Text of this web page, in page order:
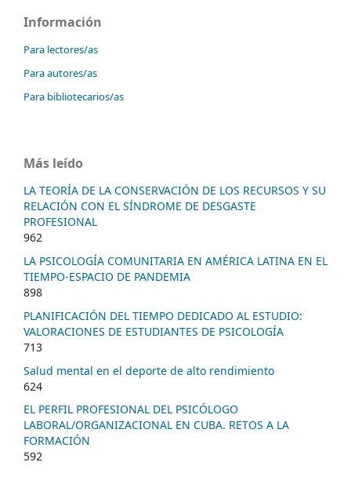
Información
Para lectores/as
Para autores/as
Para bibliotecarios/as
Más leído
LA TEORÍA DE LA CONSERVACIÓN DE LOS RECURSOS Y SU
RELACIÓN CON EL SÍNDROME DE DESGASTE
PROFESIONAL
962
LA PSICOLOGÍA COMUNITARIA EN AMÉRICA LATINA EN EL
TIEMPO-ESPACIO DE PANDEMIA
898
PLANIFICACIÓN DEL TIEMPO DEDICADO AL ESTUDIO:
VALORACIONES DE ESTUDIANTES DE PSICOLOGÍA
713
Salud mental en el deporte de alto rendimiento
624
EL PERFIL PROFESIONAL DEL PSICÓLOGO
LABORAL/ORGANIZACIONAL EN CUBA. RETOS A LA
FORMACIÓN
592